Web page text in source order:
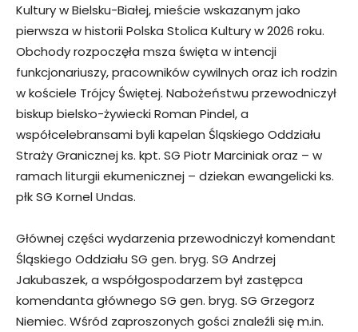
Kultury w Bielsku-Białej, mieście wskazanym jako
pierwsza w historii Polska Stolica Kultury w 2026 roku.
Obchody rozpoczęła msza święta w intencji
funkcjonariuszy, pracowników cywilnych oraz ich rodzin
w kościele Trójcy Świętej. Nabożeństwu przewodniczył
biskup bielsko-żywiecki Roman Pindel, a
współcelebransami byli kapelan Śląskiego Oddziału
Straży Granicznej ks. kpt. SG Piotr Marciniak oraz – w
ramach liturgii ekumenicznej – dziekan ewangelicki ks.
płk SG Kornel Undas.
Głównej części wydarzenia przewodniczył komendant
Śląskiego Oddziału SG gen. bryg. SG Andrzej
Jakubaszek, a współgospodarzem był zastępca
komendanta głównego SG gen. bryg. SG Grzegorz
Niemiec. Wśród zaproszonych gości znaleźli się m.in.